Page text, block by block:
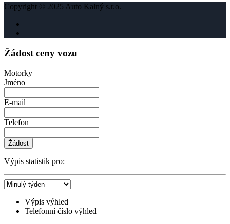
Copyright © 2025 Auto Kalný s.r.o.
Žádost ceny vozu
Motorky
Jméno
E-mail
Telefon
Žádost
Výpis statistik pro:
Výpis výhled
Telefonní číslo výhled